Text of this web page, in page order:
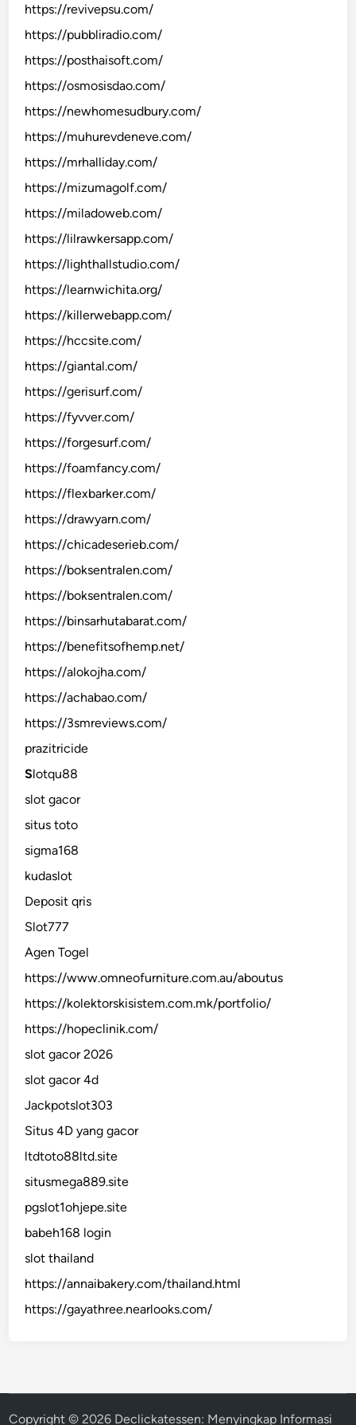
https://revivepsu.com/
https://pubbliradio.com/
https://posthaisoft.com/
https://osmosisdao.com/
https://newhomesudbury.com/
https://muhurevdeneve.com/
https://mrhalliday.com/
https://mizumagolf.com/
https://miladoweb.com/
https://lilrawkersapp.com/
https://lighthallstudio.com/
https://learnwichita.org/
https://killerwebapp.com/
https://hccsite.com/
https://giantal.com/
https://gerisurf.com/
https://fyvver.com/
https://forgesurf.com/
https://foamfancy.com/
https://flexbarker.com/
https://drawyarn.com/
https://chicadeserieb.com/
https://boksentralen.com/
https://boksentralen.com/
https://binsarhutabarat.com/
https://benefitsofhemp.net/
https://alokojha.com/
https://achabao.com/
https://3smreviews.com/
prazitricide
Slotqu88
slot gacor
situs toto
sigma168
kudaslot
Deposit qris
Slot777
Agen Togel
https://www.omneofurniture.com.au/aboutus
https://kolektorskisistem.com.mk/portfolio/
https://hopeclinik.com/
slot gacor 2026
slot gacor 4d
Jackpotslot303
Situs 4D yang gacor
ltdtoto88ltd.site
situsmega889.site
pgslot1ohjepe.site
babeh168 login
slot thailand
https://annaibakery.com/thailand.html
https://gayathree.nearlooks.com/
Copyright © 2026 Declickatessen: Menyingkap Informasi